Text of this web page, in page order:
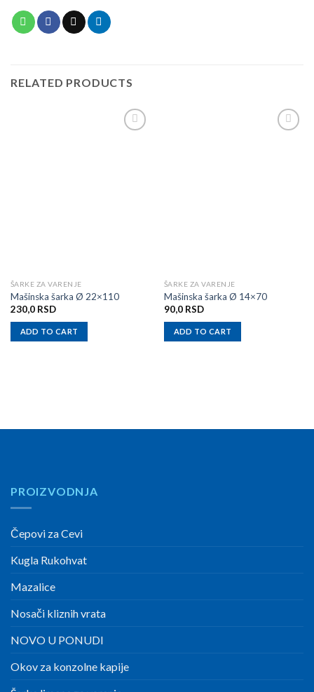
RELATED PRODUCTS
ŠARKE ZA VARENJE
Mašinska šarka Ø 22×110
230,0 RSD
ADD TO CART
ŠARKE ZA VARENJE
Mašinska šarka Ø 14×70
90,0 RSD
ADD TO CART
PROIZVODNJA
Čepovi za Cevi
Kugla Rukohvat
Mazalice
Nosači kliznih vrata
NOVO U PONUDI
Okov za konzolne kapije